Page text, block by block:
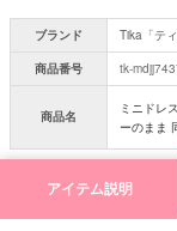
ブランド
Tika「ティ
商品番号
tk-
商品名
ミニドレ
ーのまま
アイテム説明